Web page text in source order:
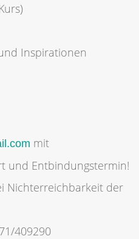
Inspirationen
mit
und Entbindungstermin!
Nichterreichbarkeit der
409290